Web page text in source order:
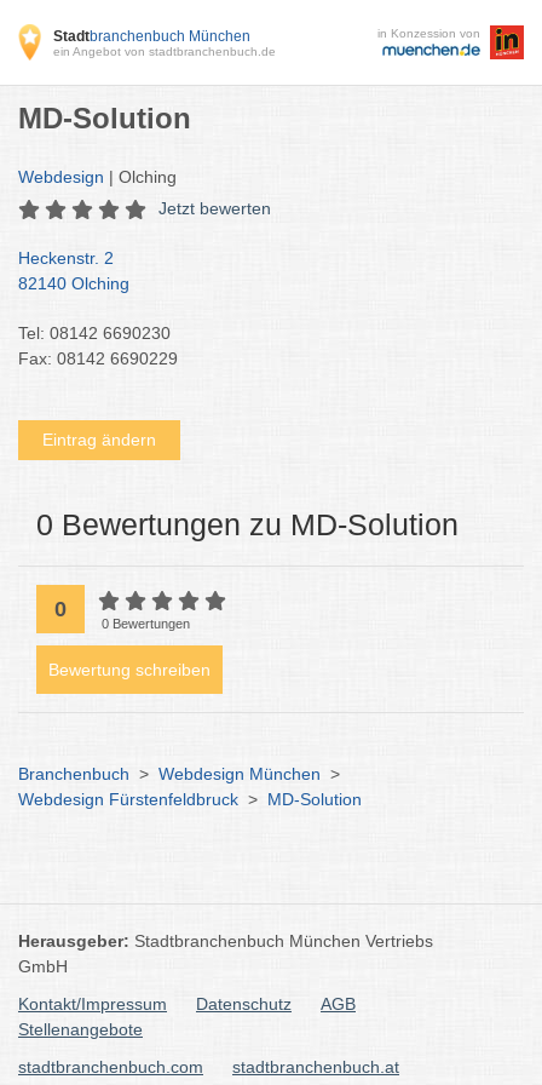
Stadtbranchenbuch München
ein Angebot von stadtbranchenbuch.de
in Konzession von
MD-Solution
Webdesign | Olching
Jetzt bewerten
Heckenstr. 2
82140 Olching
Tel: 08142 6690230
Fax: 08142 6690229
Eintrag ändern
0 Bewertungen zu MD-Solution
0
0 Bewertungen
Bewertung schreiben
Branchenbuch > Webdesign München >
Webdesign Fürstenfeldbruck > MD-Solution
Herausgeber: Stadtbranchenbuch München Vertriebs
GmbH
Kontakt/Impressum
Datenschutz
AGB
Stellenangebote
stadtbranchenbuch.com
stadtbranchenbuch.at